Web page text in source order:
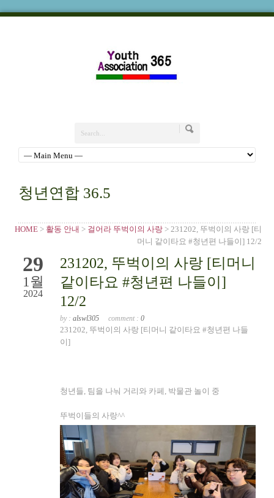
청년연합 36.5
HOME > 활동 안내 > 걸어라 뚜벅이의 사랑 > 231202, 뚜벅이의 사랑 [티
머니 같이타요 #청년편 나들이] 12/2
29
1월
2024
231202, 뚜벅이의 사랑 [티머니
같이타요 #청년편 나들이]
12/2
by : alswl305 comment : 0
231202, 뚜벅이의 사랑 [티머니 같이타요 #청년편 나들
이]
청년들, 팀을 나눠 거리와 카페, 박물관 놀이 중
뚜벅이들의 사랑^^